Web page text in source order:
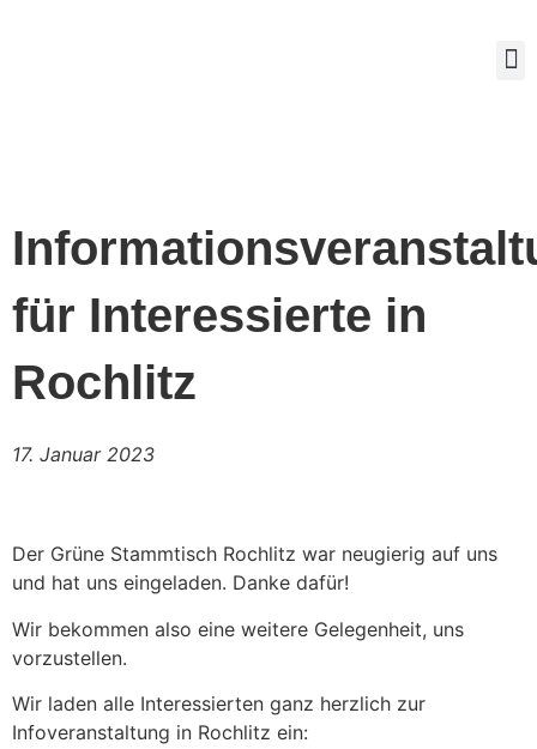
für Interessierte in
Rochlitz
17. Januar 2023
Der Grüne Stammtisch Rochlitz war neugierig auf uns
und hat uns eingeladen. Danke dafür!
Wir bekommen also eine weitere Gelegenheit, uns
vorzustellen.
Wir laden alle Interessierten ganz herzlich zur
Infoveranstaltung in Rochlitz ein: